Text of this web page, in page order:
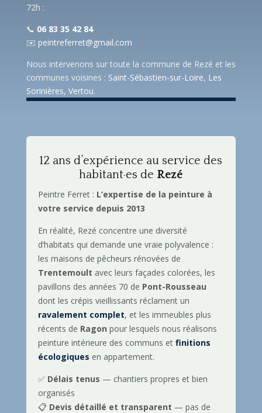
72h :
📞 06 83 35 42 84
✉️ peintreferret@gmail.com
Nous intervenons sur toute la commune de Rezé et les
communes voisines : Saint-Sébastien-sur-Loire, Les
Sorinières, Vertou.
12 ans d’expérience au service des
habitant·es de Rezé
Peintre Ferret : L’expertise de la peinture à
votre service depuis 2013
En réalité, Rezé concentre une diversité
d’habitats qui demande une vraie polyvalence :
les maisons de pêcheurs rénovées de
Trentemoult avec leurs façades colorées, les
pavillons des années 70 de Pont-Rousseau
dont les crépis vieillissants réclament un
ravalement complet, et les immeubles plus
récents de Ragon pour lesquels nous réalisons
peinture intérieure des communs et finitions
écologiques en appartement.
✅ Délais tenus — chantiers propres et bien
organisés
📋 Devis détaillé et transparent — pas de